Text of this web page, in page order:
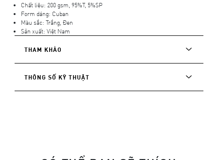
Chất liệu: 200 gsm, 95%T, 5%SP
Form dáng: Cuban
Màu sắc: Trắng, Đen
Sản xuất: Việt Nam
THAM KHẢO
THÔNG SỐ KỸ THUẬT